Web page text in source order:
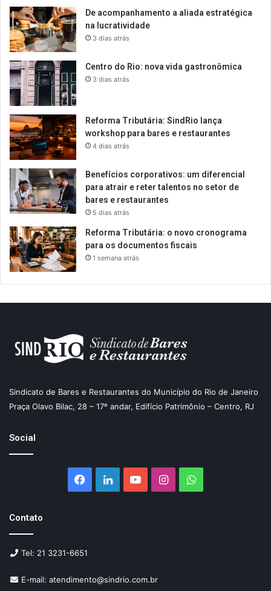
De acompanhamento a aliada estratégica
na lucratividade
3 dias atrás
Centro do Rio: nova vida gastronômica
3 dias atrás
Reforma Tributária: SindRio lança
workshop para bares e restaurantes
4 dias atrás
Benefícios corporativos: um diferencial
para atrair e reter talentos no setor de
bares e restaurantes
5 dias atrás
Reforma Tributária: o novo cronograma
para os documentos fiscais
1 semana atrás
Sindicato de Bares e Restaurantes do Município do Rio de Janeiro
Praça Olavo Bilac, 28 – 17º andar, Edifício Patrimônio – Centro, RJ
Social
Facebook
LinkedinYouTubeInstagramWhatsApp
Contato
Tel: 21 3231-6651
E-mail: atendimento@sindrio.com.br